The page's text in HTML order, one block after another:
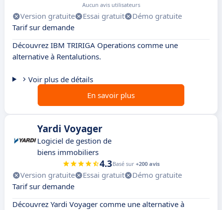
Aucun avis utilisateurs
Version gratuite Essai gratuit
Démo gratuite
Tarif sur demande
Découvrez IBM TRIRIGA Operations comme une
alternative à Rentalutions.
Voir plus de détails
En savoir plus
Yardi Voyager
Logiciel de gestion de
biens immobiliers
4.3Basé sur +200 avis
Version gratuite Essai gratuit
Démo gratuite
Tarif sur demande
Découvrez Yardi Voyager comme une alternative à